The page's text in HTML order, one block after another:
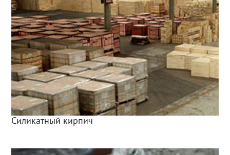
Силикатный кирпич